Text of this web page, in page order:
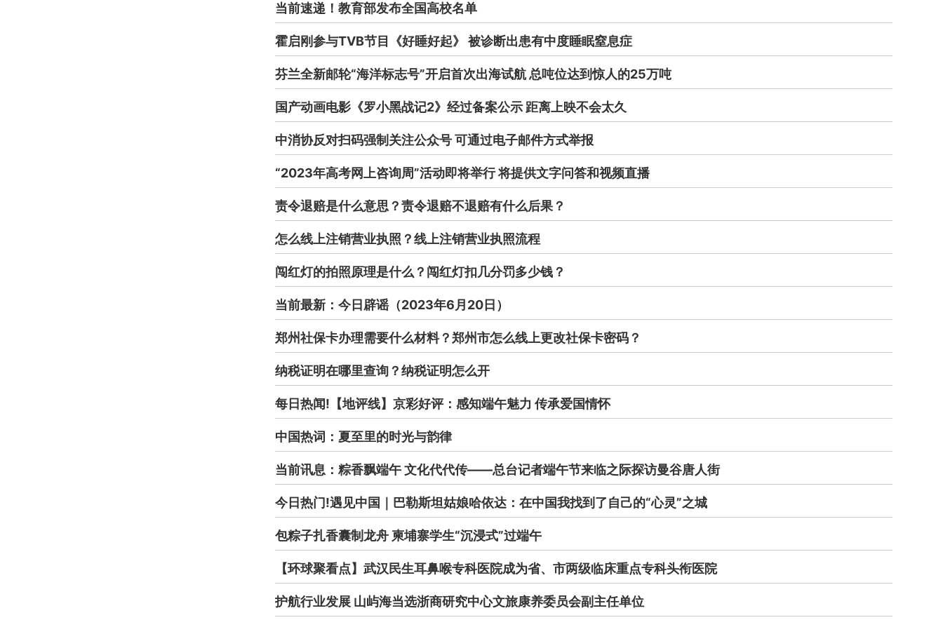
当前速递！教育部发布全国高校名单
霍启刚参与TVB节目《好睡好起》 被诊断出患有中度睡眠窒息症
芬兰全新邮轮“海洋标志号”开启首次出海试航 总吨位达到惊人的25万吨
国产动画电影《罗小黑战记2》经过备案公示 距离上映不会太久
中消协反对扫码强制关注公众号 可通过电子邮件方式举报
“2023年高考网上咨询周”活动即将举行 将提供文字问答和视频直播
责令退赔是什么意思？责令退赔不退赔有什么后果？
怎么线上注销营业执照？线上注销营业执照流程
闯红灯的拍照原理是什么？闯红灯扣几分罚多少钱？
当前最新：今日辟谣（2023年6月20日）
郑州社保卡办理需要什么材料？郑州市怎么线上更改社保卡密码？
纳税证明在哪里查询？纳税证明怎么开
每日热闻!【地评线】京彩好评：感知端午魅力 传承爱国情怀
中国热词：夏至里的时光与韵律
当前讯息：粽香飘端午 文化代代传——总台记者端午节来临之际探访曼谷唐人街
今日热门!遇见中国｜巴勒斯坦姑娘哈依达：在中国我找到了自己的“心灵”之城
包粽子扎香囊制龙舟 柬埔寨学生“沉浸式”过端午
【环球聚看点】武汉民生耳鼻喉专科医院成为省、市两级临床重点专科头衔医院
护航行业发展 山屿海当选浙商研究中心文旅康养委员会副主任单位